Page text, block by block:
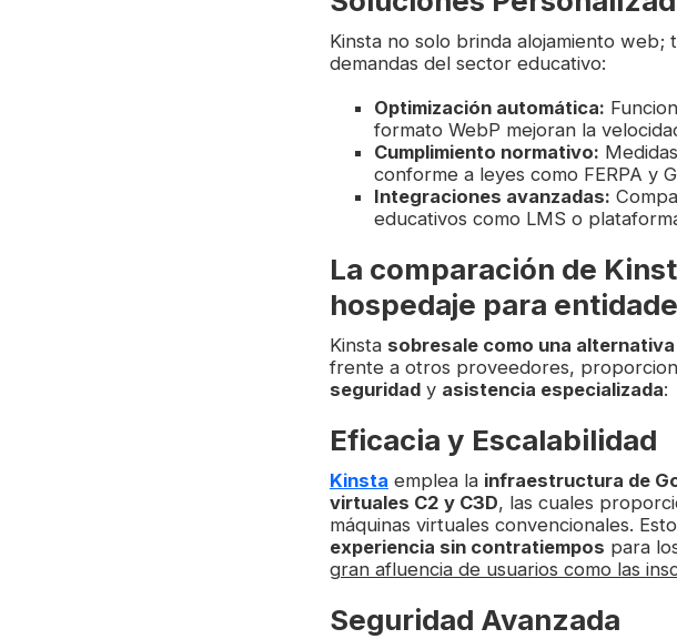
Kinsta no solo brinda alojamiento
demandas del sector educativo:
Optimización automática:
formato WebP mejoran la
Cumplimiento normativo:
conforme a leyes como FERPA y
Integraciones avanzadas:
educativos como LMS o
La comparación de
hospedaje para
Kinsta sobresale como una
frente a otros proveedores,
seguridad y asistencia especializada:
Eficacia y Escalabilidad
Kinsta emplea la infraestructura de
virtuales C2 y C3D, las cuales
máquinas virtuales convencionales.
experiencia sin contratiempos para
gran afluencia de usuarios como las
Seguridad Avanzada